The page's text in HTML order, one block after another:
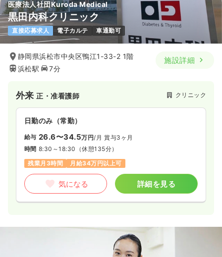
日勤のみ（パート）
給与 時給1,600円〜
時間 8:30～17:00 （休憩60分）
日祝休み
オンコールあり
気になる 詳細を見る
透析 正看護師
日勤のみ（常勤）
給与 27.4万円〜/月 賞与2回
※経験8年の例
時間 8:00～16:30（休憩60分）
詳細を見る
医療法人社団Kuroda Medical
黒田内科クリニック
直接応募求人 電子カルテ 車通勤可
静岡県浜松市中央区鴨江1-33-2 1階
浜松駅
7分
施設詳細
外来正・准看護師 クリニック
日勤のみ（常勤）
給与 26.6〜34.5万円/月 賞与3ヶ月
時間 8:30～18:30 （休憩135分）
残業月3時間
月給34万円以上可
気になる 詳細を見る